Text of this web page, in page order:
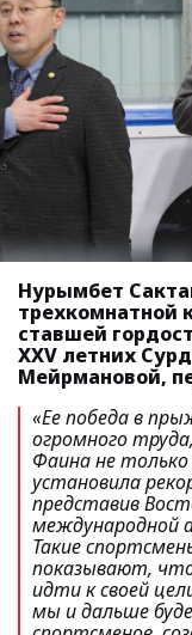
Нурымбет
трехкомнатной
ставшей
XXV летних
Мейрмановой,
«Ее победа в
огромного
Фаина не только
установила
представив
международной
Такие
показывают,
идти к своей
мы и дальше